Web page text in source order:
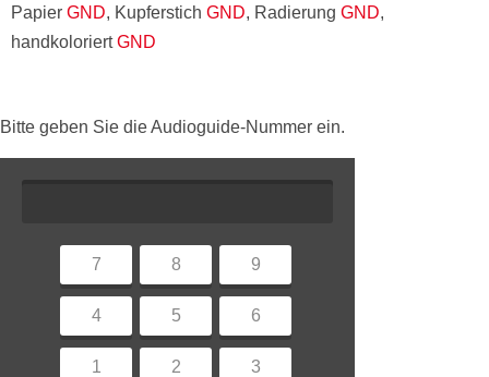
Papier GND, Kupferstich GND, Radierung GND,
handkoloriertGND
Bitte geben Sie die Audioguide-Nummer ein.
7 8 9
4 5 6
1 2 3